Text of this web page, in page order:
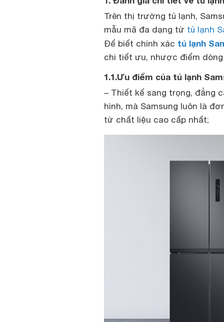
Trên thị trường tủ lạnh,
mẫu mã đa dạng từ tủ lạnh
Để biết chính xác tủ lạnh
chi tiết ưu, nhược điểm
1.1.Ưu điểm của tủ lạnh
– Thiết kế sang trọng, đẳng
hình, mà Samsung luôn là
từ chất liệu cao cấp nhất;